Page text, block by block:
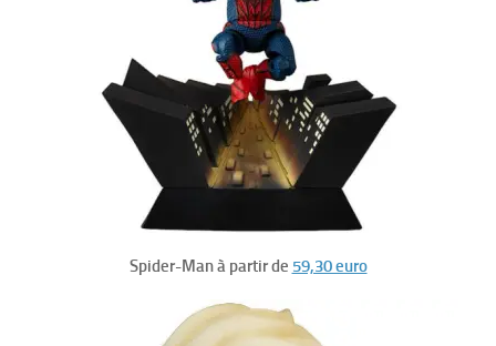
Spider-Man à partir de 59,30 euro